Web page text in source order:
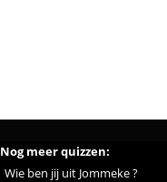
Nog meer quizzen:
Wie ben jij uit Jommeke ?